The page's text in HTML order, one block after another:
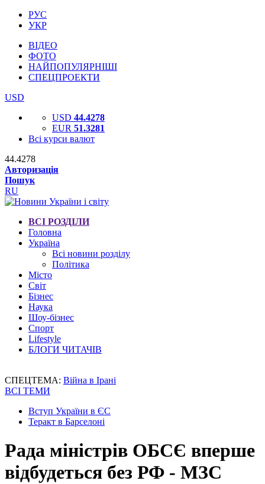
РУС
УКР
ВІДЕО
ФОТО
НАЙПОПУЛЯРНІШІ
СПЕЦПРОЕКТИ
USD
USD 44.4278
EUR 51.3281
Всі курси валют
44.4278
Авторизація
Пошук
RU
ВСІ РОЗДІЛИ
Головна
Україна
Всі новини розділу
Політика
Місто
Світ
Бізнес
Наука
Шоу-бізнес
Спорт
Lifestyle
БЛОГИ ЧИТАЧІВ
СПЕЦТЕМА: Війна в Ірані
ВСІ ТЕМИ
Вступ України в ЄС
Теракт в Барселоні
Рада міністрів ОБСЄ вперше
відбудеться без РФ - МЗС